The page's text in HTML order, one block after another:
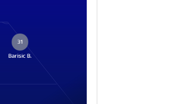
31
Barisic B.